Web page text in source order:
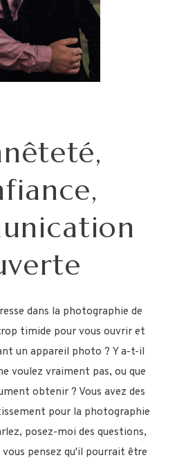
dans la photographie de
timide pour vous ouvrir et
un appareil photo ? Y a-t-il
voulez vraiment pas, ou que
obtenir ? Vous avez des
pour la photographie
posez-moi des questions,
pensez qu'il pourrait être